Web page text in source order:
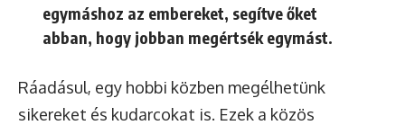
egymáshoz az embereket, segítve őket
abban, hogy jobban megértsék egymást.
Ráadásul, egy hobbi közben megélhetünk
sikereket és kudarcokat is. Ezek a közös